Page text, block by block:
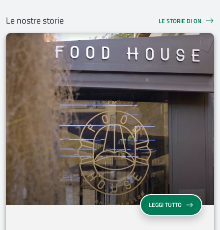
Le nostre storie LE STORIE DI ON
LEGGI TUTTO